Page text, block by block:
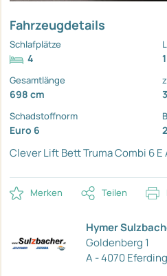
Fahrzeugdetails
Schlafplätze
4
Gesamtlänge
698 cm
Schadstoffnorm
Euro 6
Clever Lift BettTruma Combi 6 E
Merken Teilen
Hymer
Goldenberg 1
A - 4070 Eferding